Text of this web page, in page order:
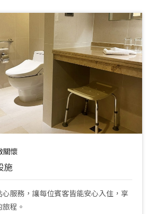
施
關懷
心服務，讓每位賓客皆能安心入住，享
程。